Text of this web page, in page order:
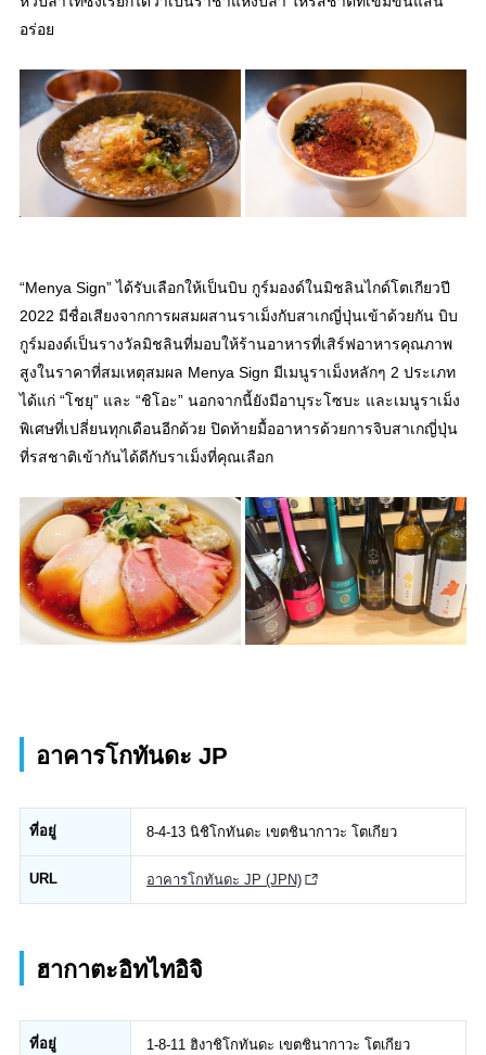
อร่อย
“Menya Sign” ได้รับเลือกให้เป็นบิบ กูร์มองด์ในมิชลินไกด์โตเกียวปี
2022 มีชื่อเสียงจากการผสมผสานราเม็งกับสาเกญี่ปุ่นเข้าด้วยกัน บิบ
กูร์มองด์เป็นรางวัลมิชลินที่มอบให้ร้านอาหารที่เสิร์ฟอาหารคุณภาพ
สูงในราคาที่สมเหตุสมผล Menya Sign มีเมนูราเม็งหลักๆ 2 ประเภท
ได้แก่ “โชยุ” และ “ชิโอะ” นอกจากนี้ยังมีอาบุระโซบะ และเมนูราเม็ง
พิเศษที่เปลี่ยนทุกเดือนอีกด้วย ปิดท้ายมื้ออาหารด้วยการจิบสาเกญี่ปุ่น
ที่รสชาติเข้ากันได้ดีกับราเม็งที่คุณเลือก
อาคารโกทันดะ JP
ที่อยู่ 8-4-13 นิชิโกทันดะ เขตชินากาวะ โตเกียว
URL อาคารโกทันดะ JP (JPN)
ฮากาตะอิทไทอิจิ
ที่อยู่ 1-8-11 ฮิงาชิโกทันดะ เขตชินากาวะ โตเกียว